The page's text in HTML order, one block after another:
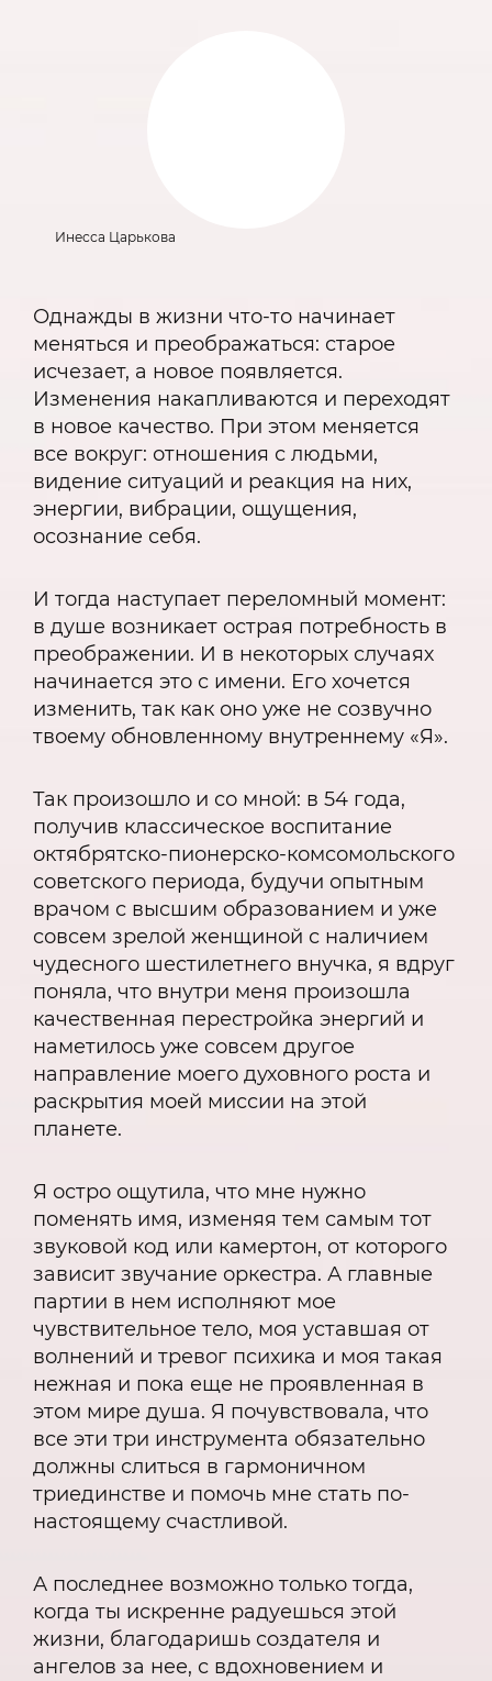
Инесса Царькова
Однажды в жизни что-то начинает
меняться и преображаться: старое
исчезает, а новое появляется.
Изменения накапливаются и переходят
в новое качество. При этом меняется
все вокруг: отношения с людьми,
видение ситуаций и реакция на них,
энергии, вибрации, ощущения,
осознание себя.
И тогда наступает переломный момент:
в душе возникает острая потребность в
преображении. И в некоторых случаях
начинается это с имени. Его хочется
изменить, так как оно уже не созвучно
твоему обновленному внутреннему «Я».
Так произошло и со мной: в 54 года,
получив классическое воспитание
октябрятско-пионерско-комсомольского
советского периода, будучи опытным
врачом с высшим образованием и уже
совсем зрелой женщиной с наличием
чудесного шестилетнего внучка, я вдруг
поняла, что внутри меня произошла
качественная перестройка энергий и
наметилось уже совсем другое
направление моего духовного роста и
раскрытия моей миссии на этой
планете.
Я остро ощутила, что мне нужно
поменять имя, изменяя тем самым тот
звуковой код или камертон, от которого
зависит звучание оркестра. А главные
партии в нем исполняют мое
чувствительное тело, моя уставшая от
волнений и тревог психика и моя такая
нежная и пока еще не проявленная в
этом мире душа. Я почувствовала, что
все эти три инструмента обязательно
должны слиться в гармоничном
триединстве и помочь мне стать по-
настоящему счастливой.
А последнее возможно только тогда,
когда ты искренне радуешься этой
жизни, благодаришь создателя и
ангелов за нее, с вдохновением и